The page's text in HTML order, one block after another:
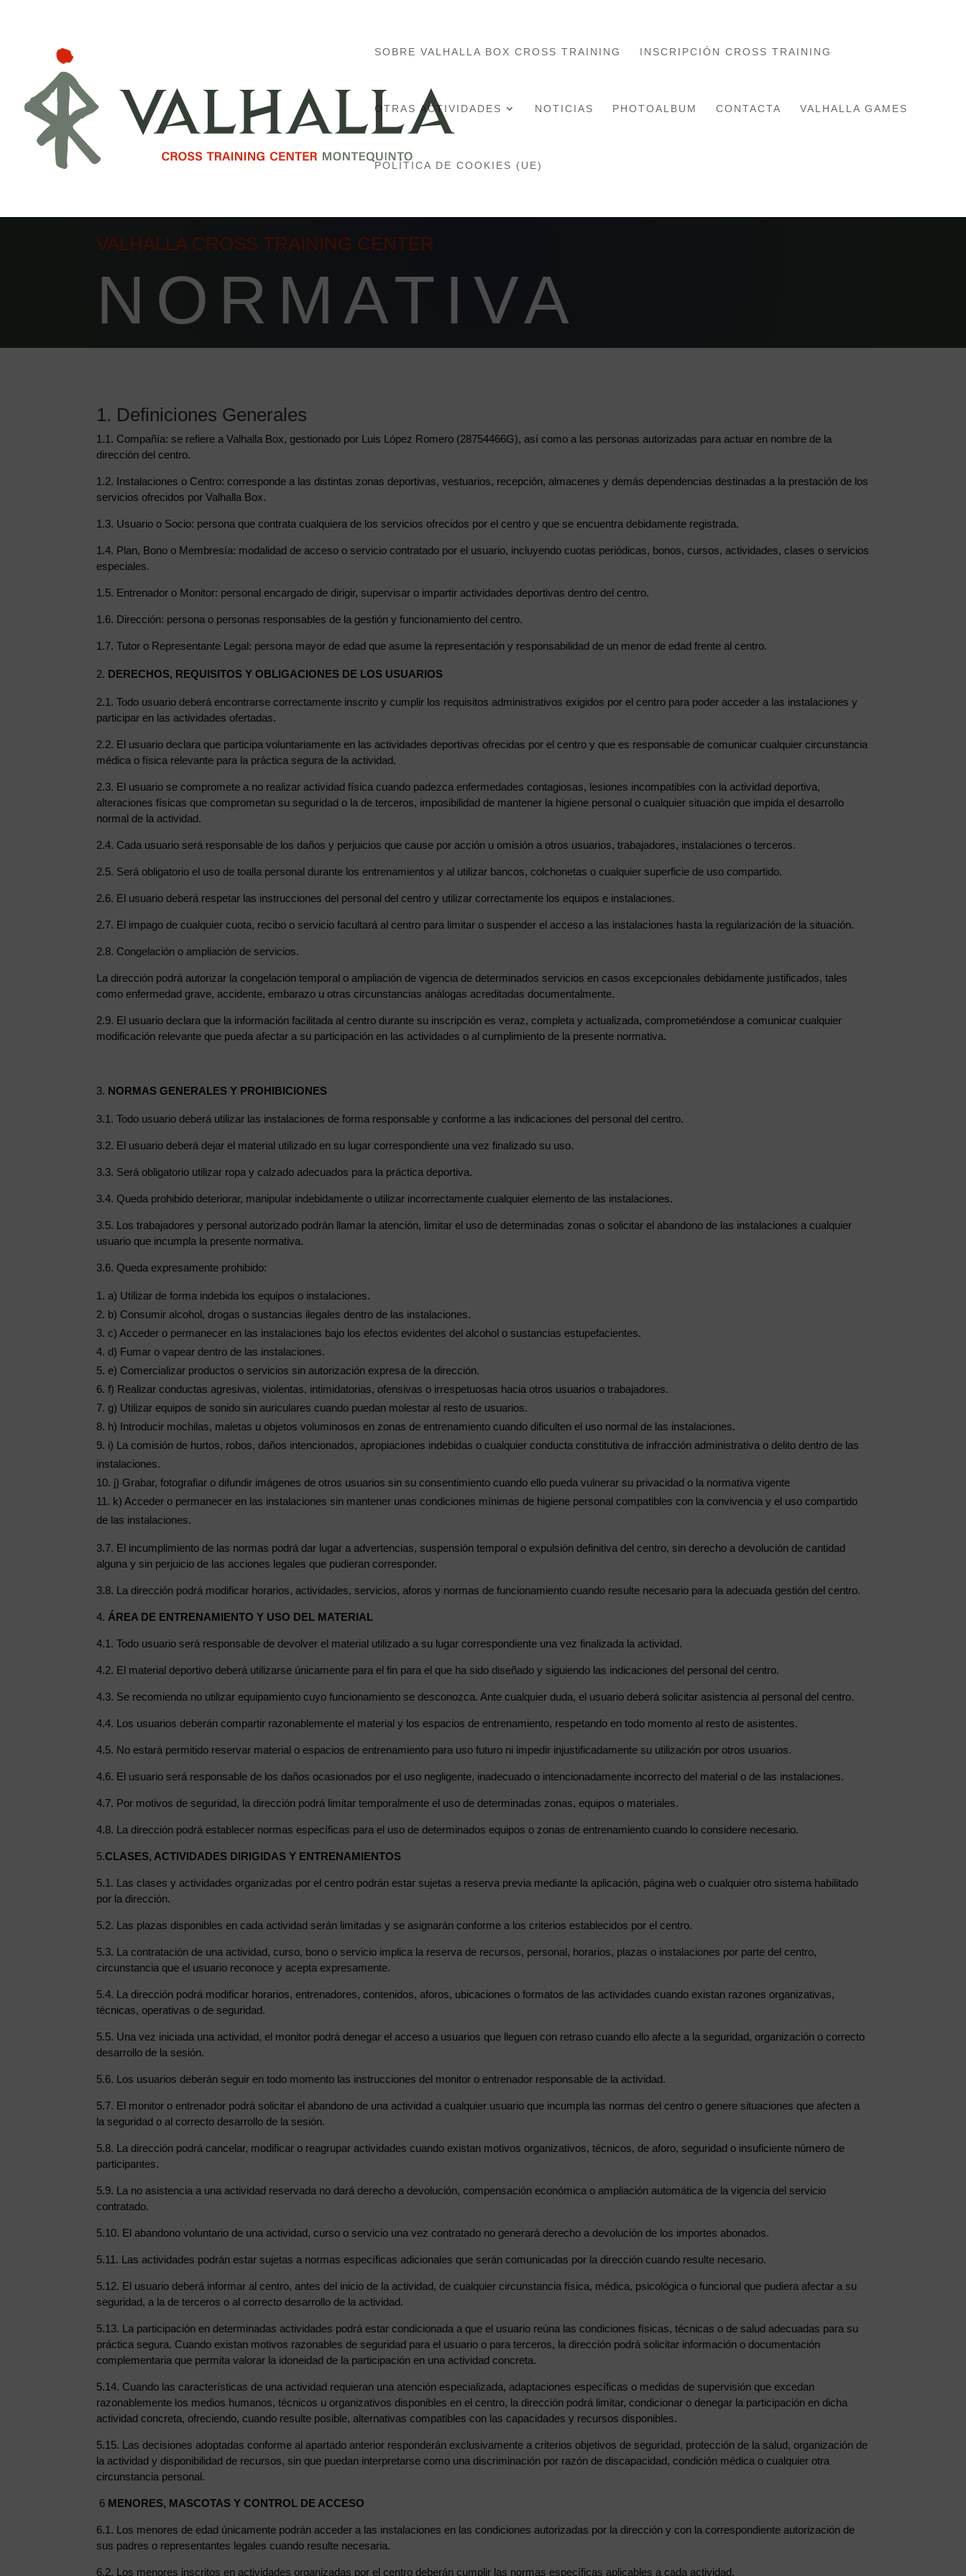
SOBRE VALHALLA BOX CROSS TRAINING INSCRIPCIÓN CROSS TRAINING
OTRAS ACTIVIDADES NOTICIAS PHOTOALBUM CONTACTA VALHALLA GAMES
POLÍTICA DE COOKIES (UE)
VALHALLA CROSS TRAINING CENTER
NORMATIVA
1. Definiciones Generales
1.1. Compañía: se refiere a Valhalla Box, gestionado por Luis López Romero (28754466G), así como a las personas autorizadas para actuar en nombre de la
dirección del centro.
1.2. Instalaciones o Centro: corresponde a las distintas zonas deportivas, vestuarios, recepción, almacenes y demás dependencias destinadas a la prestación de los
servicios ofrecidos por Valhalla Box.
1.3. Usuario o Socio: persona que contrata cualquiera de los servicios ofrecidos por el centro y que se encuentra debidamente registrada.
1.4. Plan, Bono o Membresía: modalidad de acceso o servicio contratado por el usuario, incluyendo cuotas periódicas, bonos, cursos, actividades, clases o servicios
especiales.
1.5. Entrenador o Monitor: personal encargado de dirigir, supervisar o impartir actividades deportivas dentro del centro.
1.6. Dirección: persona o personas responsables de la gestión y funcionamiento del centro.
1.7. Tutor o Representante Legal: persona mayor de edad que asume la representación y responsabilidad de un menor de edad frente al centro.
DERECHOS, REQUISITOS Y OBLIGACIONES DE LOS USUARIOS
2.1. Todo usuario deberá encontrarse correctamente inscrito y cumplir los requisitos administrativos exigidos por el centro para poder acceder a las instalaciones y
participar en las actividades ofertadas.
2.2. El usuario declara que participa voluntariamente en las actividades deportivas ofrecidas por el centro y que es responsable de comunicar cualquier circunstancia
médica o física relevante para la práctica segura de la actividad.
2.3. El usuario se compromete a no realizar actividad física cuando padezca enfermedades contagiosas, lesiones incompatibles con la actividad deportiva,
alteraciones físicas que comprometan su seguridad o la de terceros, imposibilidad de mantener la higiene personal o cualquier situación que impida el desarrollo
normal de la actividad.
2.4. Cada usuario será responsable de los daños y perjuicios que cause por acción u omisión a otros usuarios, trabajadores, instalaciones o terceros.
2.5. Será obligatorio el uso de toalla personal durante los entrenamientos y al utilizar bancos, colchonetas o cualquier superficie de uso compartido.
2.6. El usuario deberá respetar las instrucciones del personal del centro y utilizar correctamente los equipos e instalaciones.
2.7. El impago de cualquier cuota, recibo o servicio facultará al centro para limitar o suspender el acceso a las instalaciones hasta la regularización de la situación.
2.8. Congelación o ampliación de servicios.
La dirección podrá autorizar la congelación temporal o ampliación de vigencia de determinados servicios en casos excepcionales debidamente justificados, tales
como enfermedad grave, accidente, embarazo u otras circunstancias análogas acreditadas documentalmente.
2.9. El usuario declara que la información facilitada al centro durante su inscripción es veraz, completa y actualizada, comprometiéndose a comunicar cualquier
modificación relevante que pueda afectar a su participación en las actividades o al cumplimiento de la presente normativa.
NORMAS GENERALES Y PROHIBICIONES
3.1. Todo usuario deberá utilizar las instalaciones de forma responsable y conforme a las indicaciones del personal del centro.
3.2. El usuario deberá dejar el material utilizado en su lugar correspondiente una vez finalizado su uso.
3.3. Será obligatorio utilizar ropa y calzado adecuados para la práctica deportiva.
3.4. Queda prohibido deteriorar, manipular indebidamente o utilizar incorrectamente cualquier elemento de las instalaciones.
3.5. Los trabajadores y personal autorizado podrán llamar la atención, limitar el uso de determinadas zonas o solicitar el abandono de las instalaciones a cualquier
usuario que incumpla la presente normativa.
3.6. Queda expresamente prohibido:
a) Utilizar de forma indebida los equipos o instalaciones.
b) Consumir alcohol, drogas o sustancias ilegales dentro de las instalaciones.
c) Acceder o permanecer en las instalaciones bajo los efectos evidentes del alcohol o sustancias estupefacientes.
d) Fumar o vapear dentro de las instalaciones.
e) Comercializar productos o servicios sin autorización expresa de la dirección.
f) Realizar conductas agresivas, violentas, intimidatorias, ofensivas o irrespetuosas hacia otros usuarios o trabajadores.
g) Utilizar equipos de sonido sin auriculares cuando puedan molestar al resto de usuarios.
h) Introducir mochilas, maletas u objetos voluminosos en zonas de entrenamiento cuando dificulten el uso normal de las instalaciones.
i) La comisión de hurtos, robos, daños intencionados, apropiaciones indebidas o cualquier conducta constitutiva de infracción administrativa o delito dentro de las
instalaciones.
j) Grabar, fotografiar o difundir imágenes de otros usuarios sin su consentimiento cuando ello pueda vulnerar su privacidad o la normativa vigente
k) Acceder o permanecer en las instalaciones sin mantener unas condiciones mínimas de higiene personal compatibles con la convivencia y el uso compartido
de las instalaciones.
3.7. El incumplimiento de las normas podrá dar lugar a advertencias, suspensión temporal o expulsión definitiva del centro, sin derecho a devolución de cantidad
alguna y sin perjuicio de las acciones legales que pudieran corresponder.
3.8. La dirección podrá modificar horarios, actividades, servicios, aforos y normas de funcionamiento cuando resulte necesario para la adecuada gestión del centro.
4. ÁREA DE ENTRENAMIENTO Y USO DEL MATERIAL
4.1. Todo usuario será responsable de devolver el material utilizado a su lugar correspondiente una vez finalizada la actividad.
4.2. El material deportivo deberá utilizarse únicamente para el fin para el que ha sido diseñado y siguiendo las indicaciones del personal del centro.
4.3. Se recomienda no utilizar equipamiento cuyo funcionamiento se desconozca. Ante cualquier duda, el usuario deberá solicitar asistencia al personal del centro.
4.4. Los usuarios deberán compartir razonablemente el material y los espacios de entrenamiento, respetando en todo momento al resto de asistentes.
4.5. No estará permitido reservar material o espacios de entrenamiento para uso futuro ni impedir injustificadamente su utilización por otros usuarios.
4.6. El usuario será responsable de los daños ocasionados por el uso negligente, inadecuado o intencionadamente incorrecto del material o de las instalaciones.
4.7. Por motivos de seguridad, la dirección podrá limitar temporalmente el uso de determinadas zonas, equipos o materiales.
4.8. La dirección podrá establecer normas específicas para el uso de determinados equipos o zonas de entrenamiento cuando lo considere necesario.
5.CLASES, ACTIVIDADES DIRIGIDAS Y ENTRENAMIENTOS
5.1. Las clases y actividades organizadas por el centro podrán estar sujetas a reserva previa mediante la aplicación, página web o cualquier otro sistema habilitado
por la dirección.
5.2. Las plazas disponibles en cada actividad serán limitadas y se asignarán conforme a los criterios establecidos por el centro.
5.3. La contratación de una actividad, curso, bono o servicio implica la reserva de recursos, personal, horarios, plazas o instalaciones por parte del centro,
circunstancia que el usuario reconoce y acepta expresamente.
5.4. La dirección podrá modificar horarios, entrenadores, contenidos, aforos, ubicaciones o formatos de las actividades cuando existan razones organizativas,
técnicas, operativas o de seguridad.
5.5. Una vez iniciada una actividad, el monitor podrá denegar el acceso a usuarios que lleguen con retraso cuando ello afecte a la seguridad, organización o correcto
desarrollo de la sesión.
5.6. Los usuarios deberán seguir en todo momento las instrucciones del monitor o entrenador responsable de la actividad.
5.7. El monitor o entrenador podrá solicitar el abandono de una actividad a cualquier usuario que incumpla las normas del centro o genere situaciones que afecten a
la seguridad o al correcto desarrollo de la sesión.
5.8. La dirección podrá cancelar, modificar o reagrupar actividades cuando existan motivos organizativos, técnicos, de aforo, seguridad o insuficiente número de
participantes.
5.9. La no asistencia a una actividad reservada no dará derecho a devolución, compensación económica o ampliación automática de la vigencia del servicio
contratado.
5.10. El abandono voluntario de una actividad, curso o servicio una vez contratado no generará derecho a devolución de los importes abonados.
5.11. Las actividades podrán estar sujetas a normas específicas adicionales que serán comunicadas por la dirección cuando resulte necesario.
5.12. El usuario deberá informar al centro, antes del inicio de la actividad, de cualquier circunstancia física, médica, psicológica o funcional que pudiera afectar a su
seguridad, a la de terceros o al correcto desarrollo de la actividad.
5.13. La participación en determinadas actividades podrá estar condicionada a que el usuario reúna las condiciones físicas, técnicas o de salud adecuadas para su
práctica segura. Cuando existan motivos razonables de seguridad para el usuario o para terceros, la dirección podrá solicitar información o documentación
complementaria que permita valorar la idoneidad de la participación en una actividad concreta.
5.14. Cuando las características de una actividad requieran una atención especializada, adaptaciones específicas o medidas de supervisión que excedan
razonablemente los medios humanos, técnicos u organizativos disponibles en el centro, la dirección podrá limitar, condicionar o denegar la participación en dicha
actividad concreta, ofreciendo, cuando resulte posible, alternativas compatibles con las capacidades y recursos disponibles.
5.15. Las decisiones adoptadas conforme al apartado anterior responderán exclusivamente a criterios objetivos de seguridad, protección de la salud, organización de
la actividad y disponibilidad de recursos, sin que puedan interpretarse como una discriminación por razón de discapacidad, condición médica o cualquier otra
circunstancia personal.
6 MENORES, MASCOTAS Y CONTROL DE ACCESO
6.1. Los menores de edad únicamente podrán acceder a las instalaciones en las condiciones autorizadas por la dirección y con la correspondiente autorización de
sus padres o representantes legales cuando resulte necesaria.
6.2. Los menores inscritos en actividades organizadas por el centro deberán cumplir las normas específicas aplicables a cada actividad.